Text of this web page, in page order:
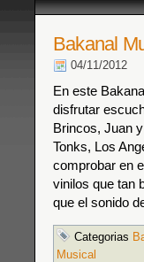
Bakanal
04/11/2012
En este
disfrutar
Brincos, Juan
Tonks, Los
comprobar en
vinilos que tan
que el sonido del
Categorias
Musical